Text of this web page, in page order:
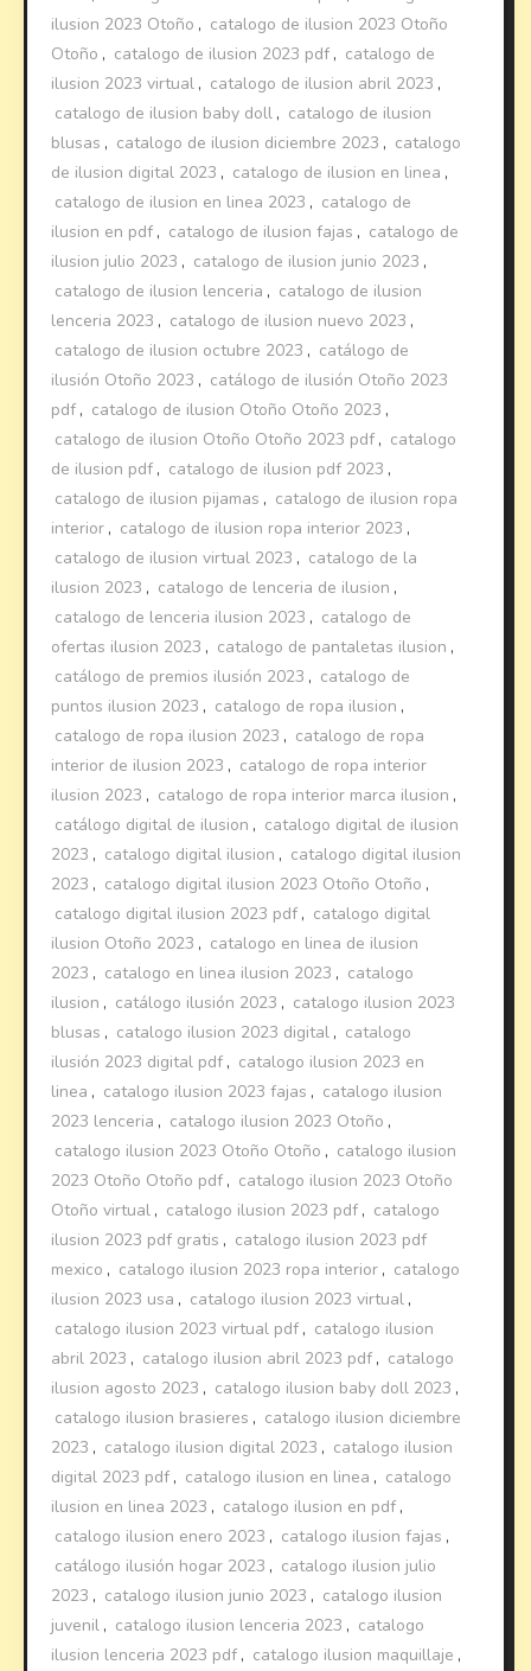
ilusion 2023 Otoño , catalogo de ilusion 2023 Otoño
Otoño , catalogo de ilusion 2023 pdf , catalogo de
ilusion 2023 virtual , catalogo de ilusion abril 2023 ,
catalogo de ilusion baby doll , catalogo de ilusion
blusas , catalogo de ilusion diciembre 2023 , catalogo
de ilusion digital 2023 , catalogo de ilusion en linea ,
catalogo de ilusion en linea 2023 , catalogo de
ilusion en pdf , catalogo de ilusion fajas , catalogo de
ilusion julio 2023 , catalogo de ilusion junio 2023 ,
catalogo de ilusion lenceria , catalogo de ilusion
lenceria 2023 , catalogo de ilusion nuevo 2023 ,
catalogo de ilusion octubre 2023 , catálogo de
ilusión Otoño 2023 , catálogo de ilusión Otoño 2023
pdf , catalogo de ilusion Otoño Otoño 2023 ,
catalogo de ilusion Otoño Otoño 2023 pdf , catalogo
de ilusion pdf , catalogo de ilusion pdf 2023 ,
catalogo de ilusion pijamas , catalogo de ilusion ropa
interior , catalogo de ilusion ropa interior 2023 ,
catalogo de ilusion virtual 2023 , catalogo de la
ilusion 2023 , catalogo de lenceria de ilusion ,
catalogo de lenceria ilusion 2023 , catalogo de
ofertas ilusion 2023 , catalogo de pantaletas ilusion ,
catálogo de premios ilusión 2023 , catalogo de
puntos ilusion 2023 , catalogo de ropa ilusion ,
catalogo de ropa ilusion 2023 , catalogo de ropa
interior de ilusion 2023 , catalogo de ropa interior
ilusion 2023 , catalogo de ropa interior marca ilusion ,
catálogo digital de ilusion , catalogo digital de ilusion
2023 , catalogo digital ilusion , catalogo digital ilusion
2023 , catalogo digital ilusion 2023 Otoño Otoño ,
catalogo digital ilusion 2023 pdf , catalogo digital
ilusion Otoño 2023 , catalogo en linea de ilusion
2023 , catalogo en linea ilusion 2023 , catalogo
ilusion , catálogo ilusión 2023 , catalogo ilusion 2023
blusas , catalogo ilusion 2023 digital , catalogo
ilusión 2023 digital pdf , catalogo ilusion 2023 en
linea , catalogo ilusion 2023 fajas , catalogo ilusion
2023 lenceria , catalogo ilusion 2023 Otoño ,
catalogo ilusion 2023 Otoño Otoño , catalogo ilusion
2023 Otoño Otoño pdf , catalogo ilusion 2023 Otoño
Otoño virtual , catalogo ilusion 2023 pdf , catalogo
ilusion 2023 pdf gratis , catalogo ilusion 2023 pdf
mexico , catalogo ilusion 2023 ropa interior , catalogo
ilusion 2023 usa , catalogo ilusion 2023 virtual ,
catalogo ilusion 2023 virtual pdf , catalogo ilusion
abril 2023 , catalogo ilusion abril 2023 pdf , catalogo
ilusion agosto 2023 , catalogo ilusion baby doll 2023 ,
catalogo ilusion brasieres , catalogo ilusion diciembre
2023 , catalogo ilusion digital 2023 , catalogo ilusion
digital 2023 pdf , catalogo ilusion en linea , catalogo
ilusion en linea 2023 , catalogo ilusion en pdf ,
catalogo ilusion enero 2023 , catalogo ilusion fajas ,
catálogo ilusión hogar 2023 , catalogo ilusion julio
2023 , catalogo ilusion junio 2023 , catalogo ilusion
juvenil , catalogo ilusion lenceria 2023 , catalogo
ilusion lenceria 2023 pdf , catalogo ilusion maquillaje ,